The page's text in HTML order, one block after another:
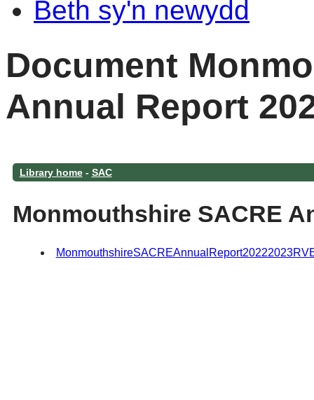
Beth sy'n newydd
Document
Annual Report
Library home- SAC
Monmouthshire SACRE